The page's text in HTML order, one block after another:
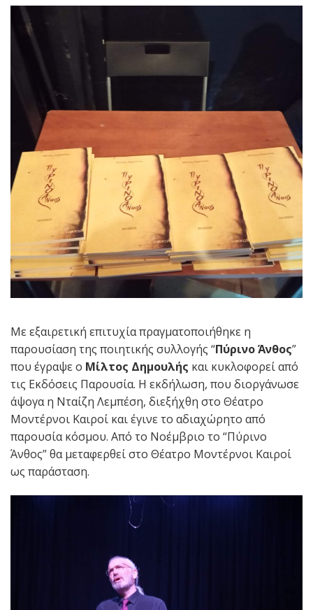
Με εξαιρετική επιτυχία πραγματοποιήθηκε η
παρουσίαση της ποιητικής συλλογής “Πύρινο Άνθος”
που έγραψε ο Μίλτος Δημουλής και κυκλοφορεί από
τις Εκδόσεις Παρουσία. Η εκδήλωση, που διοργάνωσε
άψογα η Νταίζη Λεμπέση, διεξήχθη στο Θέατρο
Μοντέρνοι Καιροί και έγινε το αδιαχώρητο από
παρουσία κόσμου. Από το Νοέμβριο το “Πύρινο
Άνθος” θα μεταφερθεί στο Θέατρο Μοντέρνοι Καιροί
ως παράσταση.